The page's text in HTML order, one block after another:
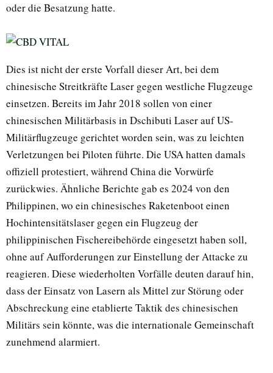
oder die Besatzung hatte.
Dies ist nicht der erste Vorfall dieser Art, bei dem
chinesische Streitkräfte Laser gegen westliche Flugzeuge
einsetzen. Bereits im Jahr 2018 sollen von einer
chinesischen Militärbasis in Dschibuti Laser auf US-
Militärflugzeuge gerichtet worden sein, was zu leichten
Verletzungen bei Piloten führte. Die USA hatten damals
offiziell protestiert, während China die Vorwürfe
zurückwies. Ähnliche Berichte gab es 2024 von den
Philippinen, wo ein chinesisches Raketenboot einen
Hochintensitätslaser gegen ein Flugzeug der
philippinischen Fischereibehörde eingesetzt haben soll,
ohne auf Aufforderungen zur Einstellung der Attacke zu
reagieren. Diese wiederholten Vorfälle deuten darauf hin,
dass der Einsatz von Lasern als Mittel zur Störung oder
Abschreckung eine etablierte Taktik des chinesischen
Militärs sein könnte, was die internationale Gemeinschaft
zunehmend alarmiert.